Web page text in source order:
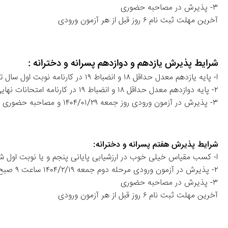
۳- پذیرش در مصاحبه حضوری
آخرین مهلت ثبت نام ۶ روز قبل از هر آزمون ورودی
شرایط پذیرش یازدهم و دوازدهم پسرانه و دخترانه :
ا- پایه یازدهم معدل حداقل ۱۸ و انضباط ۱۹ در کارنامه نوبت اول سال تحصیلی ۱۴۰۴-۱۴۰۳
۲- پایه دوازدهم معدل حداقل ۱۸ و انضباط ۱۹ در کارنامه امتحانات نهایی پایانی دهم
۳- پذیرش در آزمون ورودی روز جمعه ۱۴۰۴/۰۱/۲۹ و مصاحبه حضوری
شرایط پذیرش هفتم پسرانه و دخترانه:
ا- کسب مقیاس خیلی خوب در ارزشیابی پایانی پنجم و یا نوبت
۲- پذیرش در آزمون ورودی مرحله دوم جمعه ۱۴۰۴/۲/۱۹ ساعت ۹ صبح
۳- پذیرش در مصاحبه حضوری
آخرین مهلت ثبت نام ۶ روز قبل از هر آزمون ورودی